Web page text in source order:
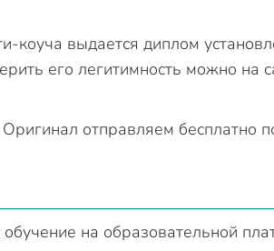
коуча выдается диплом
его легитимность можно на
отправляем бесплатно
на образовательной